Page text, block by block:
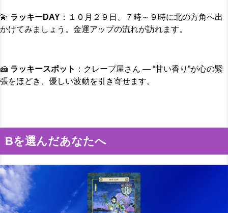
💫 ラッキーDAY ：１０月２９日、７時～９時に北の方角へ出
かけてみましょう。金運アップの流れが訪れます。
🍰 ラッキースポット ：クレープ屋さん — “甘い香り”が心の緊
張をほどき、優しい波動を引き寄せます。
Bを選んだあなたへ